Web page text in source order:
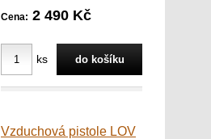
Cena: 2 490 Kč
ks
Vzduchová pistole LOV